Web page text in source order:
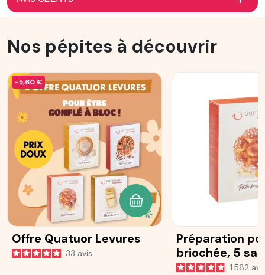
Nos pépites à découvrir
-5,60 €
Offre Quatuor Levures
33 avis
AJOUTER AU PANIER
Préparation
briochée, 5
25 g
1 582